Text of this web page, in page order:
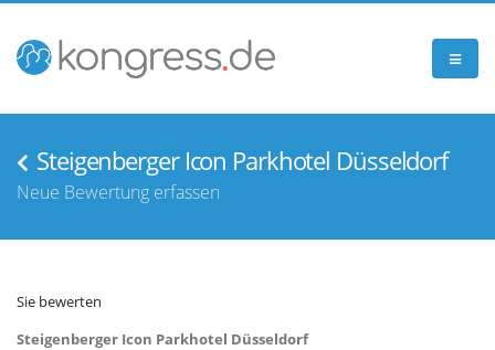
Steigenberger Icon Parkhotel Düsseldorf
Neue Bewertung erfassen
Sie bewerten
Steigenberger Icon Parkhotel Düsseldorf